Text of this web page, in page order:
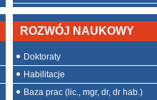
ROZWÓJ NAUKOWY
Doktoraty
Habilitacje
Baza prac (lic., mgr, dr, dr hab.)